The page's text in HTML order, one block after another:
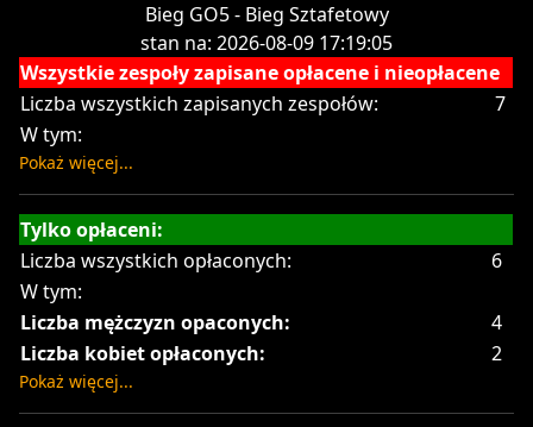
Bieg GO5 - Bieg Sztafetowy
stan na: 2026-08-09 17:19:05
Wszystkie zespoły zapisane opłacene i nieopłacene
Liczba wszystkich zapisanych zespołów:
7
W tym:
Pokaż więcej...
Tylko opłaceni:
Liczba wszystkich opłaconych:
6
W tym:
Liczba mężczyzn opaconych:
4
Liczba kobiet opłaconych:
2
Pokaż więcej...